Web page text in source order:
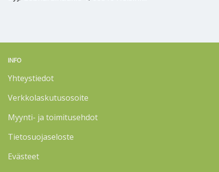
INFO
Yhteystiedot
Verkkolaskutusosoite
Myynti- ja toimitusehdot
Tietosuojaseloste
Evästeet